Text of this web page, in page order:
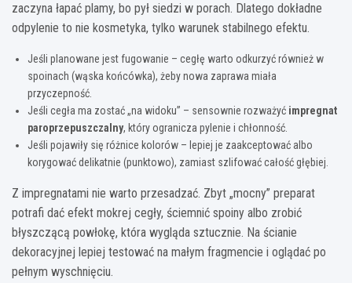
zaczyna łapać plamy, bo pył siedzi w porach. Dlatego dokładne
odpylenie to nie kosmetyka, tylko warunek stabilnego efektu.
Jeśli planowane jest fugowanie – cegłę warto odkurzyć również w
spoinach (wąska końcówka), żeby nowa zaprawa miała
przyczepność.
Jeśli cegła ma zostać „na widoku” – sensownie rozważyć impregnat
paroprzepuszczalny, który ogranicza pylenie i chłonność.
Jeśli pojawiły się różnice kolorów – lepiej je zaakceptować albo
korygować delikatnie (punktowo), zamiast szlifować całość głębiej.
Z impregnatami nie warto przesadzać. Zbyt „mocny” preparat
potrafi dać efekt mokrej cegły, ściemnić spoiny albo zrobić
błyszczącą powłokę, która wygląda sztucznie. Na ścianie
dekoracyjnej lepiej testować na małym fragmencie i oglądać po
pełnym wyschnięciu.